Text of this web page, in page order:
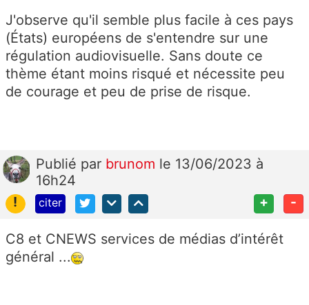
J'observe qu'il semble plus facile à ces pays
(États) européens de s'entendre sur une
régulation audiovisuelle. Sans doute ce
thème étant moins risqué et nécessite peu
de courage et peu de prise de risque.
Publié par brunom le 13/06/2023 à
16h24
!
citer + -
C8 et CNEWS services de médias d’intérêt
général ...